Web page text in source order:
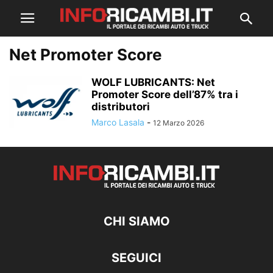
Net Promoter Score
WOLF LUBRICANTS: Net
Promoter Score dell’87% tra i
distributori
Marco Lasala - 12 Marzo 2026
CHI SIAMO
SEGUICI